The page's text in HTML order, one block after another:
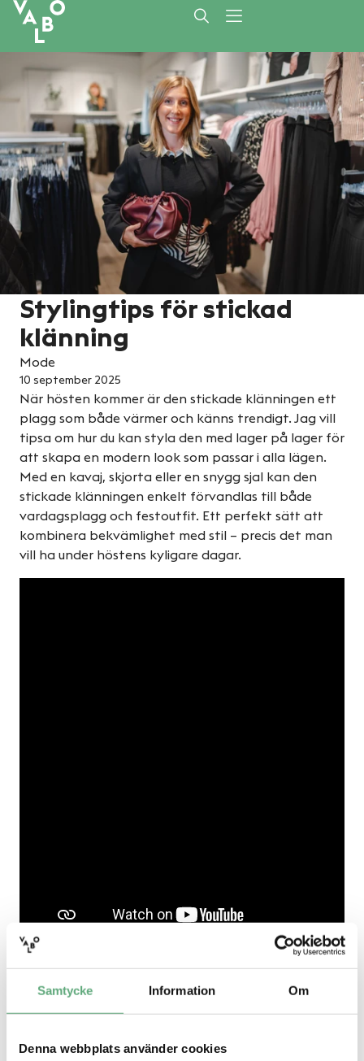
Samtycke Information Om
Denna webbplats använder cookies
Stylingtips för stickad
klänning
Mode
10 september 2025
När hösten kommer är den stickade klänningen ett
plagg som både värmer och känns trendigt. Jag vill
tipsa om hur du kan styla den med lager på lager för
att skapa en modern look som passar i alla lägen.
Med en kavaj, skjorta eller en snygg sjal kan den
stickade klänningen enkelt förvandlas till både
vardagsplagg och festoutfit. Ett perfekt sätt att
kombinera bekvämlighet med stil – precis det man
vill ha under höstens kyligare dagar.
Dela